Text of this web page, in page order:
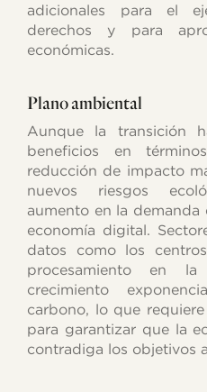
adicionales para el
derechos y para
económicas.
Plano ambiental
Aunque la transición
beneficios en
reducción de impacto
nuevos riesgos
aumento en la demanda
economía digital.
datos como los
procesamiento en
crecimiento
carbono, lo que
para garantizar que la
contradiga los objetivos